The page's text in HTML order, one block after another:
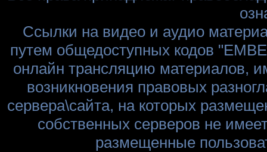
Ссылки на видео и аудио
путем общедоступных кодов
онлайн трансляцию материалов,
возникновения правовых
сервера\сайта, на которых
собственных серверов не
размещенные